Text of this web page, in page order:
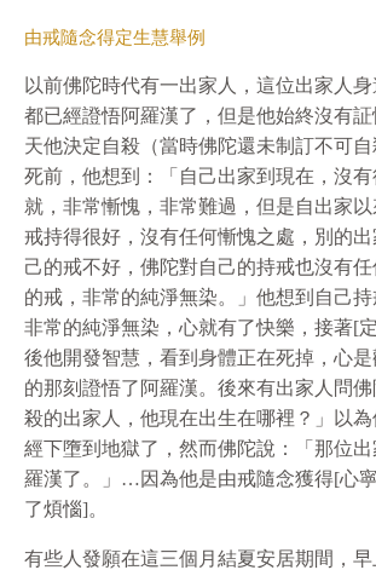
由戒隨念得定生慧舉例
以前佛陀時代有一出家人，這位出家人
都已經證悟阿羅漢了，但是他始終沒有
天他決定自殺（當時佛陀還未制訂不可
死前，他想到：「自己出家到現在，沒
就，非常慚愧，非常難過，但是自出家
戒持得很好，沒有任何慚愧之處，別的
己的戒不好，佛陀對自己的持戒也沒有
的戒，非常的純淨無染。」他想到自己
非常的純淨無染，心就有了快樂，接著[
後他開發智慧，看到身體正在死掉，心
的那刻證悟了阿羅漢。後來有出家人問
殺的出家人，他現在出生在哪裡？」以
經下墮到地獄了，然而佛陀說：「那位
羅漢了。」…因為他是由戒隨念獲得[心
了煩惱]。
有些人發願在這三個月結夏安居期間，